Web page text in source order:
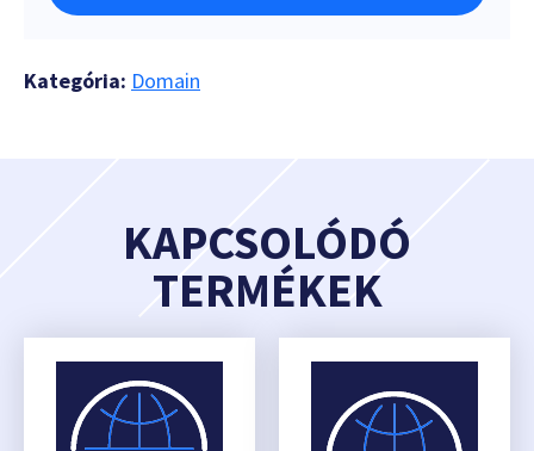
Kategória: Domain
KAPCSOLÓDÓ
TERMÉKEK